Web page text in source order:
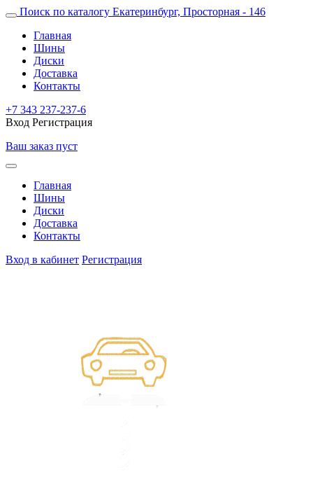
Поиск по каталогу Екатеринбург, Просторная - 146
Главная
Шины
Диски
Доставка
Контакты
+7 343 237-237-6
Вход Регистрация
Ваш заказ пуст
Главная
Шины
Диски
Доставка
Контакты
Вход в кабинет Регистрация